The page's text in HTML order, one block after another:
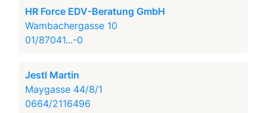
HR Force EDV-Beratung GmbH
Wambachergasse 10
01/87041...-0
Jestl Martin
Maygasse 44/8/1
0664/2116496